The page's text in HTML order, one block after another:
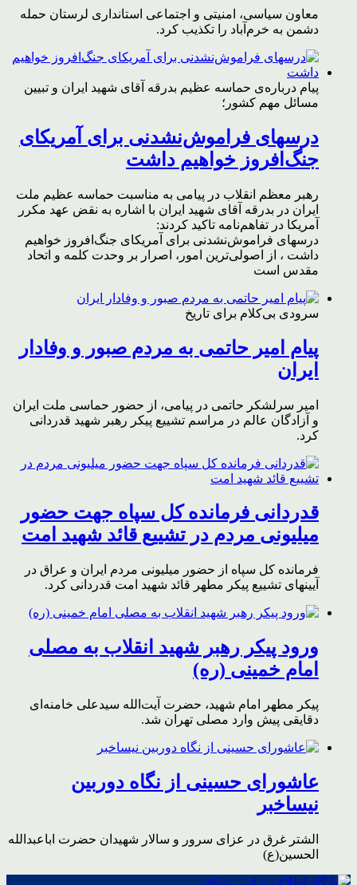
معاون سیاسی، امنیتی و اجتماعی استانداری لرستان حمله
دشمن به خرم‌آباد را تکذیب کرد.
پیام درباره‌ی حماسه عظیم بدرقه آقای شهید ایران و تبیین
مسائل مهم کشور؛
درسهای فراموش‌نشدنی برای آمریکای
جنگ‌افروز خواهیم داشت
رهبر معظم انقلاب در پیامی به مناسبت حماسه عظیم ملت
ایران در بدرقه آقای شهید ایران با اشاره به نقض عهد مکرر
آمریکا در تفاهم‌نامه تاکید کردند:
درسهای فراموش‌نشدنی برای آمریکای جنگ‌افروز خواهیم
داشت ، از اصولی‌ترین امور، اصرار بر وحدت کلمه و اتحاد
مقدس است
سرودی بی‌کلام برای تاریخ
پیام امیر حاتمی به مردم صبور و وفادار
ایران
امیر سرلشکر حاتمی در پیامی، از حضور حماسی ملت ایران
و آزادگان عالم در مراسم تشییع پیکر رهبر شهید قدردانی
کرد.
قدردانی فرمانده کل سپاه جهت حضور
میلیونی مردم در تشییع قائد شهید امت
فرمانده کل سپاه از حضور میلیونی مردم ایران و عراق در
آیینهای تشییع پیکر مطهر قائد شهید امت قدردانی کرد.
ورود پیکر رهبر شهید انقلاب به مصلی
امام خمینی (ره)
پیکر مطهر امام شهید،‌ حضرت آیت‌الله سیدعلی خامنه‌ای
دقایقی پیش وارد مصلی تهران شد.
عاشورای حسینی از نگاه دوربین
نیساخبر
الشتر غرق در عزای سرور و سالار شهیدان حضرت اباعبدالله
الحسین(ع)